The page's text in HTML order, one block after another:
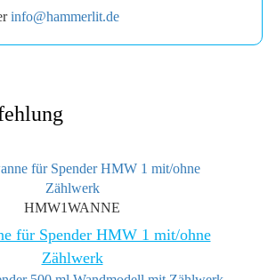
info@hammerlit.de
HMW1WANNE
für Spender HMW 1 mit/ohne
Zählwerk